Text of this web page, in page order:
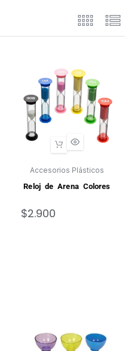
Accesorios Plásticos
Reloj de Arena Colores
$2.900